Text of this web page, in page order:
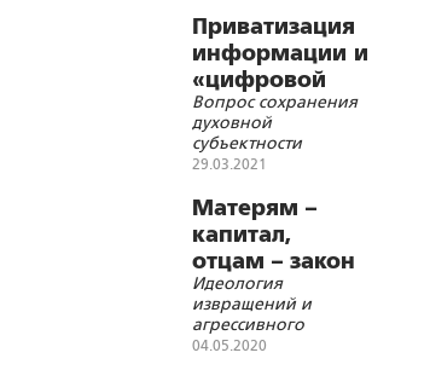
Приватизация
информации и
«цифровой
плебс»
Вопрос сохранения
духовной
субъектности
человека является и
выживания
человека как
биологического
вида
29.03.2021
Матерям –
капитал,
отцам – закон
о «семейном
насилии»?
Идеология
извращений и
агрессивного
феминизма
04.05.2020